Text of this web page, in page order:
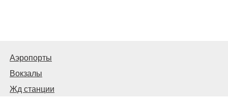
Аэропорты
Вокзалы
Жд станции